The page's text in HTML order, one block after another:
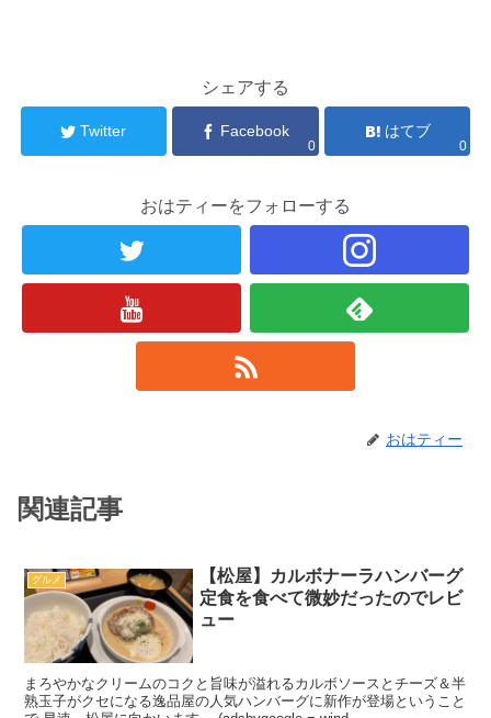
シェアする
Twitter Facebook
0
はてブ
0
おはティーをフォローする
おはティー
関連記事
グルメ
【松屋】カルボナーラハンバーグ
定食を食べて微妙だったのでレビ
ュー
まろやかなクリームのコクと旨味が溢れるカルボソースとチーズ＆半
熟玉子がクセになる逸品屋の人気ハンバーグに新作が登場ということ